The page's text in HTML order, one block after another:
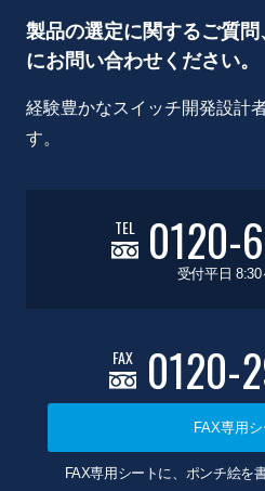
製品の選定に関するご質
にお問い合わせください。
経験豊かなスイッチ開発設計
す。
TEL 0120-
受付平日 8:30
FAX 0120-
FAX専用シ
FAX専用シートに、ポンチ絵を